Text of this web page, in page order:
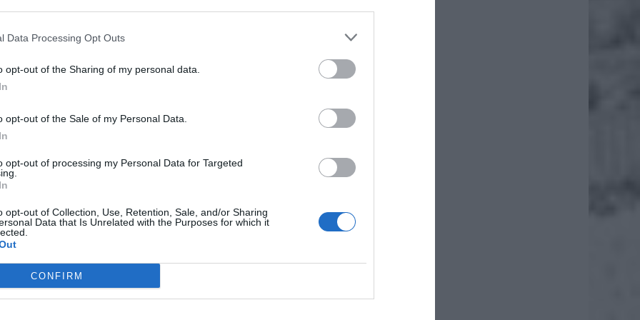
Data Processing Opt Outs
opt-out of the Sharing of my personal data.
opt-out of the Sale of my Personal Data.
opt-out of processing my Personal Data for Targeted
opt-out of Collection, Use, Retention, Sale, and/or Sharing
Data that Is Unrelated with the Purposes for which it
CONFIRM
RÓWNIEŻ:
przecenił hit do kuchni. Air fryer tańszy aż o 150 zł, a to dopiero